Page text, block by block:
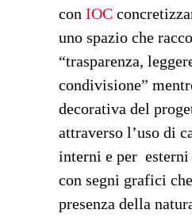
con IOC
uno spazio che
“trasparenza,
condivisione”
decorativa del
attraverso l’uso di
interni e per esterni
con segni grafici
presenza della